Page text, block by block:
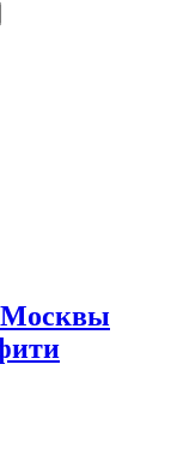
Москвы